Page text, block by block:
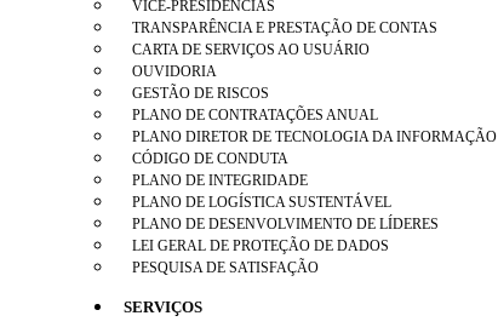
VICE-PRESIDÊNCIAS
TRANSPARÊNCIA E PRESTAÇÃO DE CONTAS
CARTA DE SERVIÇOS AO USUÁRIO
OUVIDORIA
GESTÃO DE RISCOS
PLANO DE CONTRATAÇÕES ANUAL
PLANO DIRETOR DE TECNOLOGIA DA INFORMAÇÃO
CÓDIGO DE CONDUTA
PLANO DE INTEGRIDADE
PLANO DE LOGÍSTICA SUSTENTÁVEL
PLANO DE DESENVOLVIMENTO DE LÍDERES
LEI GERAL DE PROTEÇÃO DE DADOS
PESQUISA DE SATISFAÇÃO
SERVIÇOS